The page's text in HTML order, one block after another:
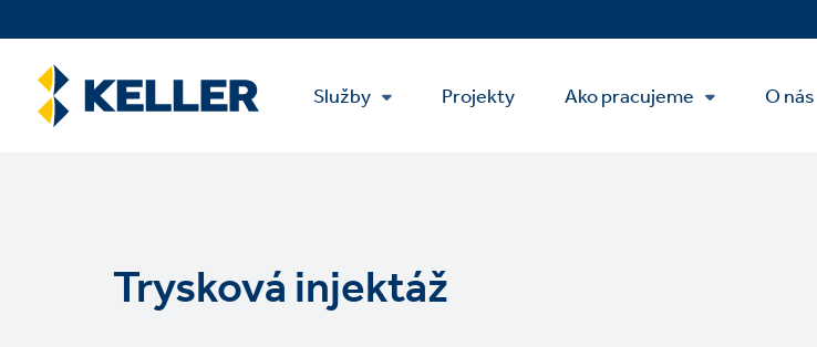
to
content Main
Menu
Služby Projekty Ako pracujeme O nás
Trysková injektáž